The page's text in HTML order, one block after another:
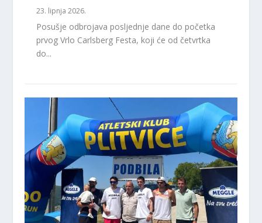
23. lipnja 2026.
Posušje odbrojava posljednje dane do početka
prvog Vrlo Carlsberg Festa, koji će od četvrtka
do...